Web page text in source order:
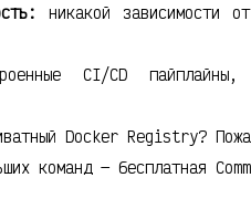
никакой зависимости
CI/CD
Docker Registry?
команд — бесплатная